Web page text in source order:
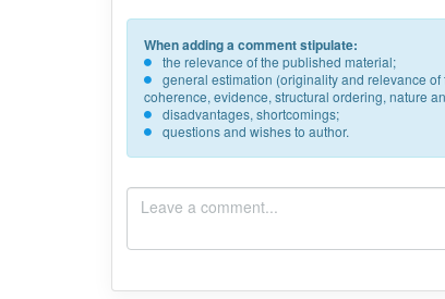
When adding a comment stipulate:
the relevance of the published material;
general estimation (originality and relevance
coherence, evidence, structural ordering, nature
disadvantages, shortcomings;
questions and wishes to author.